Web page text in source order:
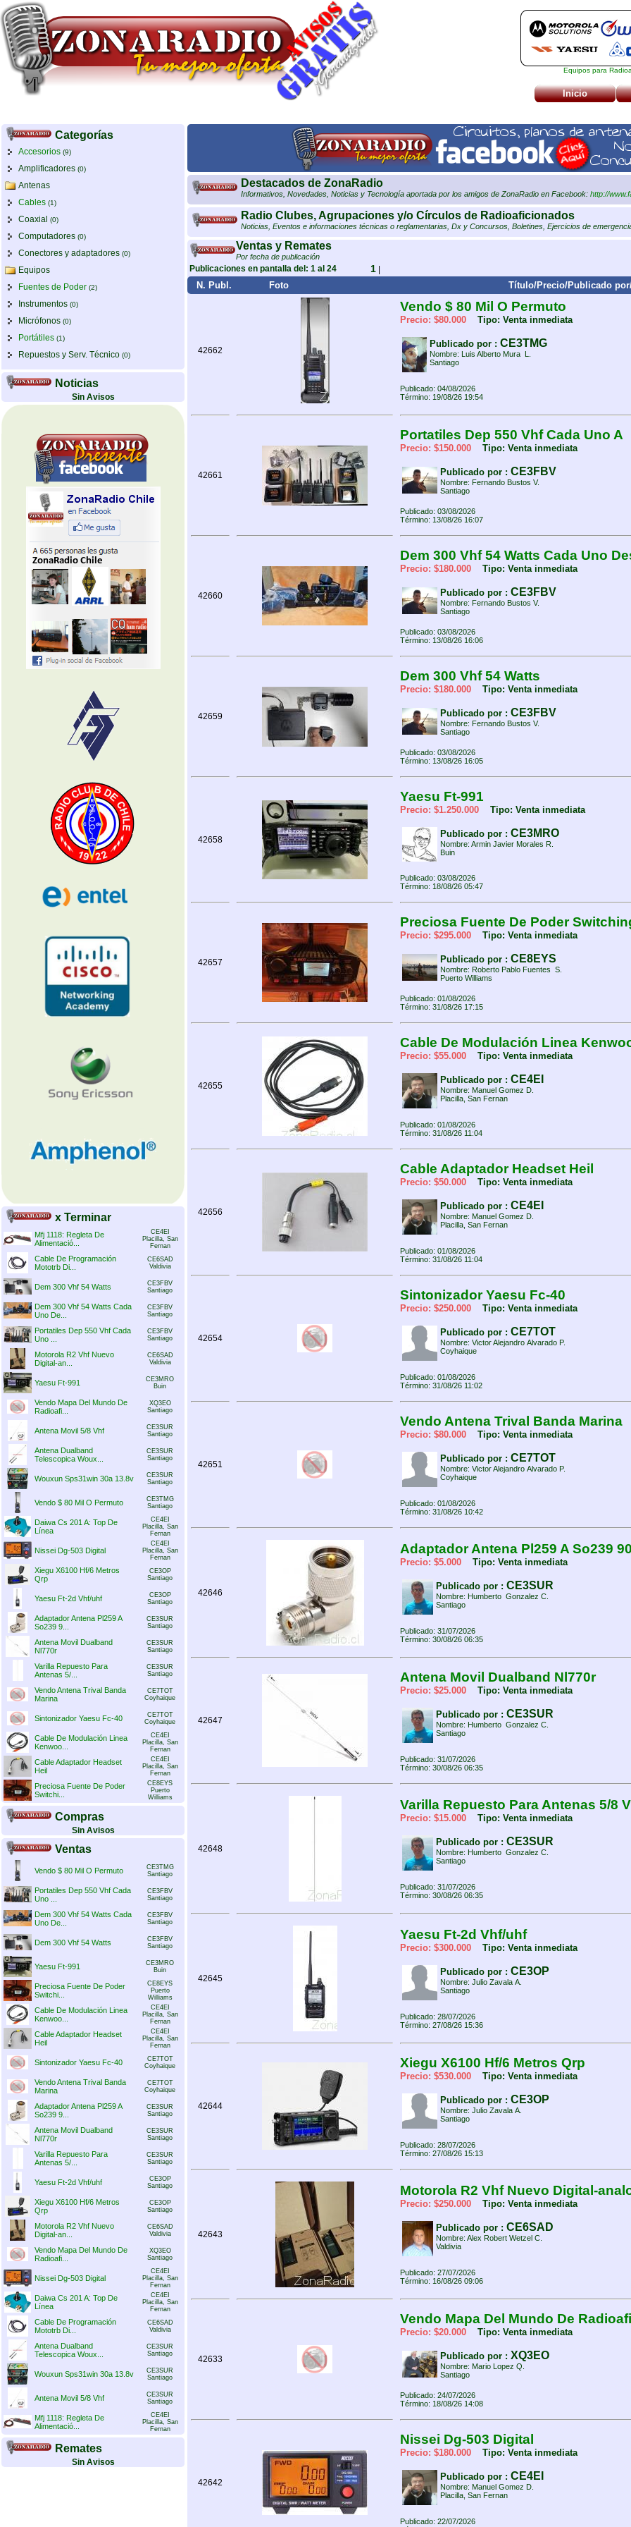
Equipos para
Inicio
Categorías
Accesorios (9)
Amplificadores (0)
Antenas
Cables (1)
Coaxial (0)
Computadores (0)
Conectores y adaptadores (0)
Equipos
Fuentes de Poder (2)
Instrumentos (0)
Micrófonos (0)
Portátiles (1)
Repuestos y Serv. Técnico (0)
Noticias
Sin Avisos
x Terminar
Mfj 1118: Regleta De
Alimentació...
CE4EI
Placilla, San
Fernan
Cable De Programación
Mototrb Di...
CE6SAD
Valdivia
Dem 300 Vhf 54 Watts
CE3FBV
Santiago
Dem 300 Vhf 54 Watts Cada
Uno De...
CE3FBV
Santiago
Portatiles Dep 550 Vhf Cada
Uno ...
CE3FBV
Santiago
Motorola R2 Vhf Nuevo
Digital-an...
CE6SAD
Valdivia
Yaesu Ft-991
CE3MRO
Buin
Vendo Mapa Del Mundo De
Radioafi...
XQ3EO
Santiago
Antena Movil 5/8 Vhf
CE3SUR
Santiago
Antena Dualband
Telescopica Woux...
CE3SUR
Santiago
Wouxun Sps31win 30a 13.8v
CE3SUR
Santiago
Vendo $ 80 Mil O Permuto
CE3TMG
Santiago
Daiwa Cs 201 A: Top De
Línea
CE4EI
Placilla, San
Fernan
Nissei Dg-503 Digital
CE4EI
Placilla, San
Fernan
Xiegu X6100 Hf/6 Metros
Qrp
CE3OP
Santiago
Yaesu Ft-2d Vhf/uhf
CE3OP
Santiago
Adaptador Antena Pl259 A
So239 9...
CE3SUR
Santiago
Antena Movil Dualband
Nl770r
CE3SUR
Santiago
Varilla Repuesto Para
Antenas 5/...
CE3SUR
Santiago
Vendo Antena Trival Banda
Marina
CE7TOT
Coyhaique
Sintonizador Yaesu Fc-40
CE7TOT
Coyhaique
Cable De Modulación Linea
Kenwoo...
CE4EI
Placilla, San
Fernan
Cable Adaptador Headset
Heil
CE4EI
Placilla, San
Fernan
Preciosa Fuente De Poder
Switchi...
CE8EYS
Puerto
Williams
Compras
Sin Avisos
Ventas
Vendo $ 80 Mil O Permuto
CE3TMG
Santiago
Portatiles Dep 550 Vhf Cada
Uno ...
CE3FBV
Santiago
Dem 300 Vhf 54 Watts Cada
Uno De...
CE3FBV
Santiago
Dem 300 Vhf 54 Watts
CE3FBV
Santiago
Yaesu Ft-991
CE3MRO
Buin
Preciosa Fuente De Poder
Switchi...
CE8EYS
Puerto
Williams
Cable De Modulación Linea
Kenwoo...
CE4EI
Placilla, San
Fernan
Cable Adaptador Headset
Heil
CE4EI
Placilla, San
Fernan
Sintonizador Yaesu Fc-40
CE7TOT
Coyhaique
Vendo Antena Trival Banda
Marina
CE7TOT
Coyhaique
Adaptador Antena Pl259 A
So239 9...
CE3SUR
Santiago
Antena Movil Dualband
Nl770r
CE3SUR
Santiago
Varilla Repuesto Para
Antenas 5/...
CE3SUR
Santiago
Yaesu Ft-2d Vhf/uhf
CE3OP
Santiago
Xiegu X6100 Hf/6 Metros
Qrp
CE3OP
Santiago
Motorola R2 Vhf Nuevo
Digital-an...
CE6SAD
Valdivia
Vendo Mapa Del Mundo De
Radioafi...
XQ3EO
Santiago
Nissei Dg-503 Digital
CE4EI
Placilla, San
Fernan
Daiwa Cs 201 A: Top De
Línea
CE4EI
Placilla, San
Fernan
Cable De Programación
Mototrb Di...
CE6SAD
Valdivia
Antena Dualband
Telescopica Woux...
CE3SUR
Santiago
Wouxun Sps31win 30a 13.8v
CE3SUR
Santiago
Antena Movil 5/8 Vhf
CE3SUR
Santiago
Mfj 1118: Regleta De
Alimentació...
CE4EI
Placilla, San
Fernan
Remates
Sin Avisos
Destacados de ZonaRadio
Informativos, Novedades, Noticias y Tecnología aportada por los amigos de ZonaRadio en Facebook: http://
Radio Clubes, Agrupaciones y/o Círculos de Radioaficionados
Noticias, Eventos e informaciones técnicas o reglamentarias, Dx y Concursos, Boletines, Ejercicios de
Ventas y Remates
Por fecha de publicación
Publicaciones en pantalla del: 1 al 24 1
N. Publ. Foto Título/Precio/Publicado
42662
Vendo $ 80 Mil O Permuto
Precio: $80.000 Tipo: Venta inmediata
Publicado por : CE3TMG
Nombre: Luis Alberto Mura L.
Santiago
Publicado: 04/08/2026
Término: 19/08/26 19:54
42661
Portatiles Dep 550 Vhf Cada Uno A
Precio: $150.000 Tipo: Venta inmediata
Publicado por : CE3FBV
Nombre: Fernando Bustos V.
Santiago
Publicado: 03/08/2026
Término: 13/08/26 16:07
42660
Dem 300 Vhf 54 Watts Cada Uno
Precio: $180.000 Tipo: Venta inmediata
Publicado por : CE3FBV
Nombre: Fernando Bustos V.
Santiago
Publicado: 03/08/2026
Término: 13/08/26 16:06
42659
Dem 300 Vhf 54 Watts
Precio: $180.000 Tipo: Venta inmediata
Publicado por : CE3FBV
Nombre: Fernando Bustos V.
Santiago
Publicado: 03/08/2026
Término: 13/08/26 16:05
42658
Yaesu Ft-991
Precio: $1.250.000 Tipo: Venta inmediata
Publicado por : CE3MRO
Nombre: Armin Javier Morales R.
Buin
Publicado: 03/08/2026
Término: 18/08/26 05:47
42657
Preciosa Fuente De Poder
Precio: $295.000 Tipo: Venta inmediata
Publicado por : CE8EYS
Nombre: Roberto Pablo Fuentes S.
Puerto Williams
Publicado: 01/08/2026
Término: 31/08/26 17:15
42655
Cable De Modulación Linea
Precio: $55.000 Tipo: Venta inmediata
Publicado por : CE4EI
Nombre: Manuel Gomez D.
Placilla, San Fernan
Publicado: 01/08/2026
Término: 31/08/26 11:04
42656
Cable Adaptador Headset Heil
Precio: $50.000 Tipo: Venta inmediata
Publicado por : CE4EI
Nombre: Manuel Gomez D.
Placilla, San Fernan
Publicado: 01/08/2026
Término: 31/08/26 11:04
42654
Sintonizador Yaesu Fc-40
Precio: $250.000 Tipo: Venta inmediata
Publicado por : CE7TOT
Nombre: Victor Alejandro Alvarado P.
Coyhaique
Publicado: 01/08/2026
Término: 31/08/26 11:02
42651
Vendo Antena Trival Banda Marina
Precio: $80.000 Tipo: Venta inmediata
Publicado por : CE7TOT
Nombre: Victor Alejandro Alvarado P.
Coyhaique
Publicado: 01/08/2026
Término: 31/08/26 10:42
42646
Adaptador Antena Pl259 A So239
Precio: $5.000 Tipo: Venta inmediata
Publicado por : CE3SUR
Nombre: Humberto Gonzalez C.
Santiago
Publicado: 31/07/2026
Término: 30/08/26 06:35
42647
Antena Movil Dualband Nl770r
Precio: $25.000 Tipo: Venta inmediata
Publicado por : CE3SUR
Nombre: Humberto Gonzalez C.
Santiago
Publicado: 31/07/2026
Término: 30/08/26 06:35
42648
Varilla Repuesto Para Antenas 5/8
Precio: $15.000 Tipo: Venta inmediata
Publicado por : CE3SUR
Nombre: Humberto Gonzalez C.
Santiago
Publicado: 31/07/2026
Término: 30/08/26 06:35
42645
Yaesu Ft-2d Vhf/uhf
Precio: $300.000 Tipo: Venta inmediata
Publicado por : CE3OP
Nombre: Julio Zavala A.
Santiago
Publicado: 28/07/2026
Término: 27/08/26 15:36
42644
Xiegu X6100 Hf/6 Metros Qrp
Precio: $530.000 Tipo: Venta inmediata
Publicado por : CE3OP
Nombre: Julio Zavala A.
Santiago
Publicado: 28/07/2026
Término: 27/08/26 15:13
42643
Motorola R2 Vhf Nuevo Digital-
Precio: $250.000 Tipo: Venta inmediata
Publicado por : CE6SAD
Nombre: Alex Robert Wetzel C.
Valdivia
Publicado: 27/07/2026
Término: 16/08/26 09:06
42633
Vendo Mapa Del Mundo De
Precio: $20.000 Tipo: Venta inmediata
Publicado por : XQ3EO
Nombre: Mario Lopez Q.
Santiago
Publicado: 24/07/2026
Término: 18/08/26 14:08
42642
Nissei Dg-503 Digital
Precio: $180.000 Tipo: Venta inmediata
Publicado por : CE4EI
Nombre: Manuel Gomez D.
Placilla, San Fernan
Publicado: 22/07/2026